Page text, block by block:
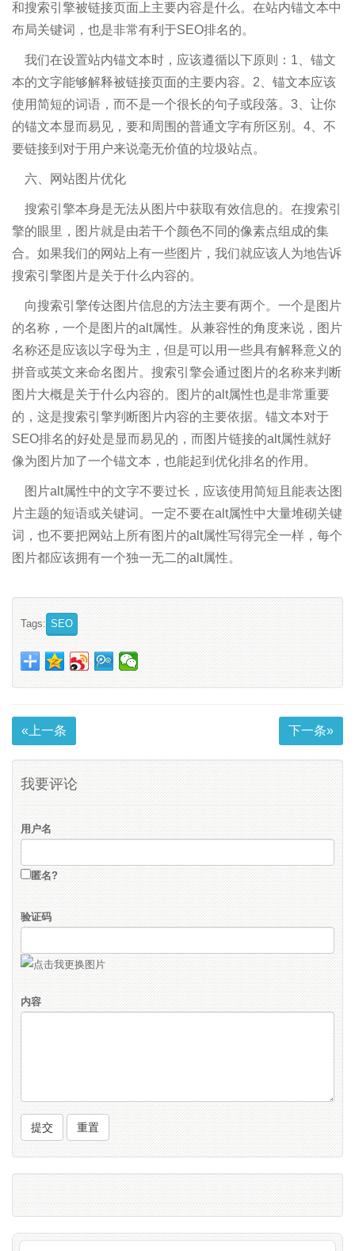
和搜索引擎被链接页面上主要内容是什么。在站内锚文本中
布局关键词，也是非常有利于SEO排名的。
我们在设置站内锚文本时，应该遵循以下原则：1、锚文
本的文字能够解释被链接页面的主要内容。2、锚文本应该
使用简短的词语，而不是一个很长的句子或段落。3、让你
的锚文本显而易见，要和周围的普通文字有所区别。4、不
要链接到对于用户来说毫无价值的垃圾站点。
六、网站图片优化
搜索引擎本身是无法从图片中获取有效信息的。在搜索引
擎的眼里，图片就是由若干个颜色不同的像素点组成的集
合。如果我们的网站上有一些图片，我们就应该人为地告诉
搜索引擎图片是关于什么内容的。
向搜索引擎传达图片信息的方法主要有两个。一个是图片
的名称，一个是图片的alt属性。从兼容性的角度来说，图片
名称还是应该以字母为主，但是可以用一些具有解释意义的
拼音或英文来命名图片。搜索引擎会通过图片的名称来判断
图片大概是关于什么内容的。图片的alt属性也是非常重要
的，这是搜索引擎判断图片内容的主要依据。锚文本对于
SEO排名的好处是显而易见的，而图片链接的alt属性就好
像为图片加了一个锚文本，也能起到优化排名的作用。
图片alt属性中的文字不要过长，应该使用简短且能表达图
片主题的短语或关键词。一定不要在alt属性中大量堆砌关键
词，也不要把网站上所有图片的alt属性写得完全一样，每个
图片都应该拥有一个独一无二的alt属性。
Tags: SEO
«上一条 下一条»
我要评论
用户名
匿名?
验证码
内容
提交 重置